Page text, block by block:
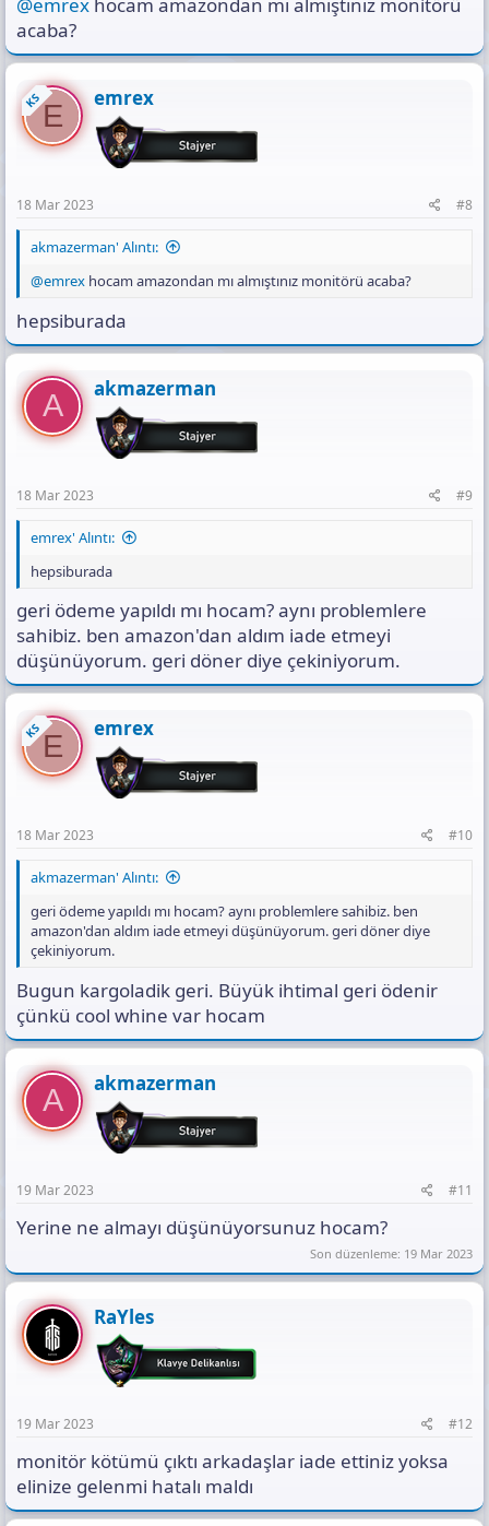
@emrex hocam amazondan mı almıştınız monitörü
acaba?
KSE emrex
18 Mar 2023 #8
akmazerman' Alıntı:
@emrex hocam amazondan mı almıştınız monitörü acaba?
hepsiburada
A akmazerman
18 Mar 2023 #9
emrex' Alıntı:
hepsiburada
geri ödeme yapıldı mı hocam? aynı problemlere
sahibiz. ben amazon'dan aldım iade etmeyi
düşünüyorum. geri döner diye çekiniyorum.
KSE emrex
18 Mar 2023 #10
akmazerman' Alıntı:
geri ödeme yapıldı mı hocam? aynı problemlere sahibiz. ben
amazon'dan aldım iade etmeyi düşünüyorum. geri döner diye
çekiniyorum.
Bugun kargoladik geri. Büyük ihtimal geri ödenir
çünkü cool whine var hocam
A akmazerman
19 Mar 2023 #11
Yerine ne almayı düşünüyorsunuz hocam?
Son düzenleme: 19 Mar 2023
RaYles
19 Mar 2023 #12
monitör kötümü çıktı arkadaşlar iade ettiniz yoksa
elinize gelenmi hatalı maldı